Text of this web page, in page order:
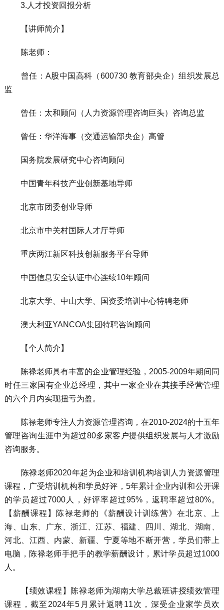
3.人才投资回报分析
【讲师简介】
陈老师：
曾任：A股中国高科（600730 教育部央企）组织发展总
监
曾任：太和顾问（人力资源管理咨询巨头）咨询总监
曾任：华洋海事（交通运输部央企）高管
国务院发展研究中心咨询顾问
中国青年科技产业创新基地导师
北京市团委创业导师
北京市中关村国际人才厅导师
重庆两江新区科技创新服务平台导师
中国信息安全认证中心连续10年顾问
北京大学、中山大学、国资委培训中心特聘老师
澳大利亚YANCOA集团特聘咨询顾问
【个人简介】
陈禄老师具有丰富的企业管理经验，2005-2009年期间同
时任三家国有企业总经理，其中一家企业在其接手经营管理
的六个月内实现扭亏为盈。
陈禄老师专注人力资源管理咨询，在2010-2024的十五年
管理咨询生涯中为超过80多家客户提供组织发展与人才激励
咨询服务。
陈禄老师2020年起为企业和培训机构培训人力资源管理
课程，广受培训机构和学员好评，5年累计企业内训和公开课
的学员超过7000人，好评率超过95%，返聘率超过80%。
【薪酬课程】陈禄老师的《薪酬设计训练营》在北京、上
海、山东、广东、浙江、江苏、福建、四川、湖北、湖南、
河北、江西、内蒙、新疆、宁夏等地不断开营，学员们带上
电脑，陈禄老师手把手的教学薪酬设计，累计学员超过1000
人。
【绩效课程】陈禄老师为湖南大学总裁班讲授绩效管理
课程，截至2024年5月累计返聘11次，深受企业家学员欢